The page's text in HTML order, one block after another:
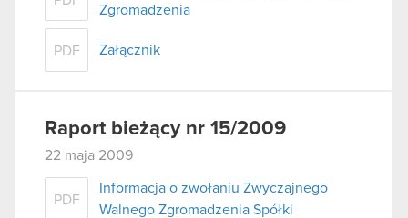
Zgromadzenia
PDF Załącznik
Raport bieżący nr 15/2009
22 maja 2009
PDF
Informacja o zwołaniu Zwyczajnego
Walnego Zgromadzenia Spółki